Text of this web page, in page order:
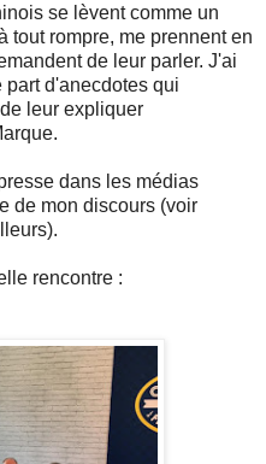
se lèvent comme un
tout rompre, me prennent en
de leur parler. J'ai
d'anecdotes qui
leur expliquer
dans les médias
de mon discours (voir
rencontre :